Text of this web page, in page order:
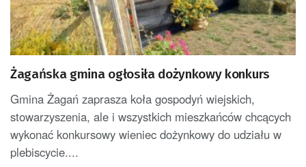
Żagańska gmina ogłosiła dożynkowy konkurs
Gmina Żagań zaprasza koła gospodyń wiejskich,
stowarzyszenia, ale i wszystkich mieszkańców chcących
wykonać konkursowy wieniec dożynkowy do udziału w
plebiscycie....